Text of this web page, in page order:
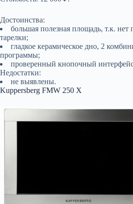
Достоинства:
большая полезная площадь, т.к. нет
тарелки;
гладкое керамическое дно, 2
программы;
проверенный кнопочный
Недостатки:
не выявлены.
Kuppersberg FMW 250 X